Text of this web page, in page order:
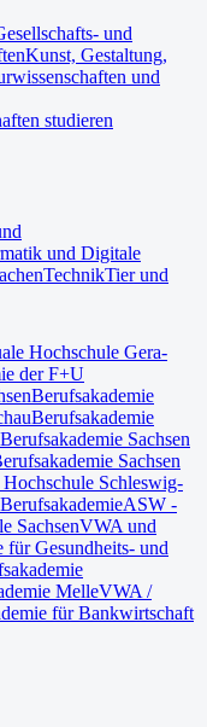
und
Kunst, Gestaltung,
und
studieren
und Digitale
TechnikTier und
Hochschule Gera-
der F+U
Berufsakademie
Berufsakademie
Berufsakademie Sachsen
Sachsen
Schleswig-
ASW -
SachsenVWA und
für Gesundheits- und
MelleVWA /
für Bankwirtschaft